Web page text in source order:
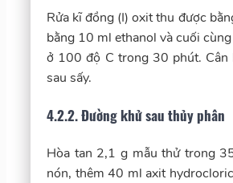
Rửa kĩ đồng (I) oxit thu được
bằng 10 ml ethanol và cuối
ở 100 độ C trong 30 phút. Cân
sau sấy.
4.2.2. Đường khử sau thủy phân
Hòa tan 2,1 g mẫu thử trong
nón, thêm 40 ml axit